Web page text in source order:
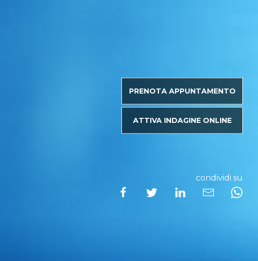
PRENOTA APPUNTAMENTO
ATTIVA INDAGINE ONLINE
condividi su